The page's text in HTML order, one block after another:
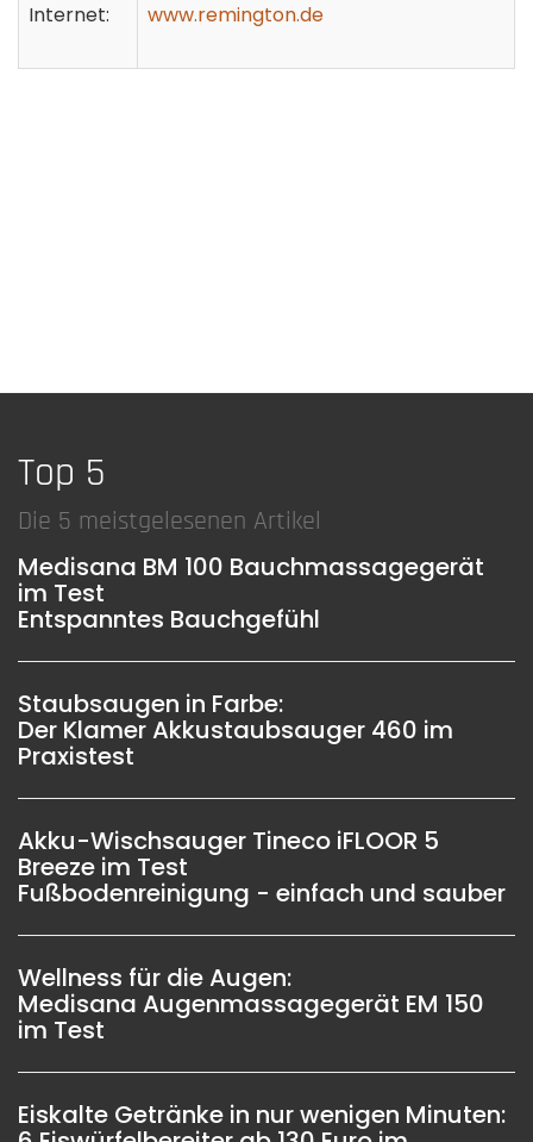
Internet:
www.remington.de
Top 5
Die 5 meistgelesenen Artikel
Medisana BM 100 Bauchmassagegerät
im Test
Entspanntes Bauchgefühl
Staubsaugen in Farbe:
Der Klamer Akkustaubsauger 460 im
Praxistest
Akku-Wischsauger Tineco iFLOOR 5
Breeze im Test
Fußbodenreinigung - einfach und sauber
Wellness für die Augen:
Medisana Augenmassagegerät EM 150
im Test
Eiskalte Getränke in nur wenigen Minuten: